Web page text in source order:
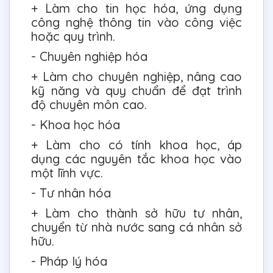
+ Làm cho tin học hóa, ứng dụng
công nghệ thông tin vào công việc
hoặc quy trình.
- Chuyên nghiệp hóa
+ Làm cho chuyên nghiệp, nâng cao
kỹ năng và quy chuẩn để đạt trình
độ chuyên môn cao.
- Khoa học hóa
+ Làm cho có tính khoa học, áp
dụng các nguyên tắc khoa học vào
một lĩnh vực.
- Tư nhân hóa
+ Làm cho thành sở hữu tư nhân,
chuyển từ nhà nước sang cá nhân sở
hữu.
- Pháp lý hóa